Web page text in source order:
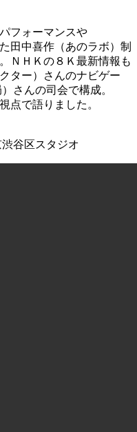
フォーマンスや
田中喜作（あのラボ）制
ＮＨＫの８Ｋ最新情報も
ター）さんのナビゲー
さんの司会で構成。
点で語りました。
谷区スタジオ